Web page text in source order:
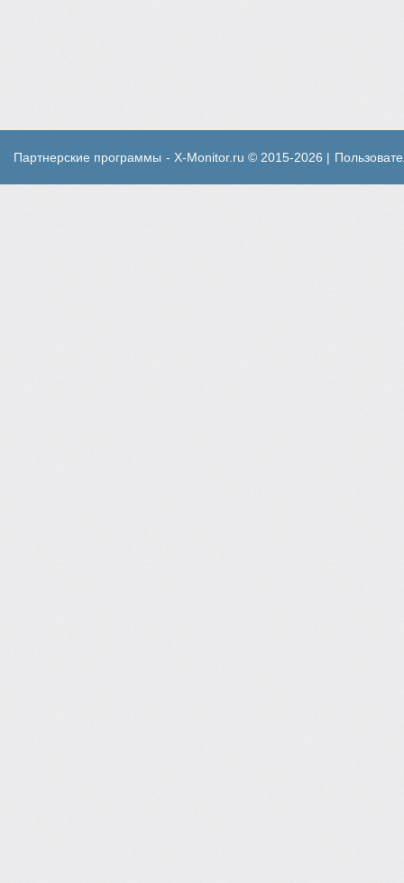
Партнерские программы - X-Monitor.ru © 2015-2026 |